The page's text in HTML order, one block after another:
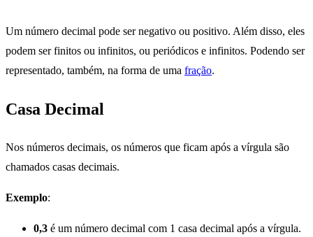
Um número decimal pode ser negativo ou positivo. Além disso, eles
podem ser finitos ou infinitos, ou periódicos e infinitos. Podendo ser
representado, também, na forma de uma fração.
Casa Decimal
Nos números decimais, os números que ficam após a vírgula são
chamados casas decimais.
Exemplo:
0,3 é um número decimal com 1 casa decimal após a vírgula.